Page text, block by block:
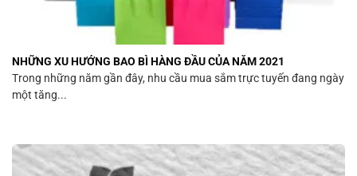
NHỮNG XU HƯỚNG BAO BÌ HÀNG ĐẦU CỦA NĂM 2021
Trong những năm gần đây, nhu cầu mua sắm trực tuyến đang ngày
một tăng...